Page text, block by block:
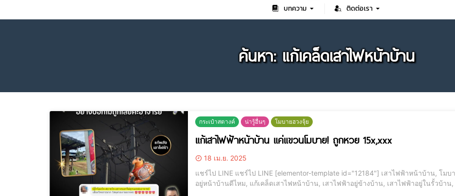
บทความ ติดต่อเรา
ค้นหา: แก้เคล็ดเสาไฟหน้าบ้าน
กระเป๋าสตางค์ น่ารู้อื่นๆ โมบายฮวงจุ้ย
แก้เสาไฟฟ้าหน้าบ้าน แค่แขวนโมบาย! ถูกหวย 15x,xxx
18 เม.ย. 2025
แชร์ไป LINE แชร์ไป LINE [elementor-template id="12184"] เสาไฟฟ้าหน้าบ้าน, โมบายฮวงจุ้ย, แก้เสาไฟฟ้า, สลายพลังร้าย, เสาไฟฟ้า
อยู่หน้าบ้านดีไหม, แก้เคล็ดเสาไฟหน้าบ้าน, เสาไฟฟ้าอยู่ข้างบ้าน, เสาไฟฟ้าอยู่ในรั้วบ้า